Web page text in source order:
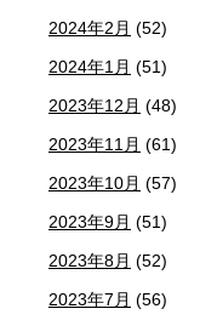
2024年2月 (52)
2024年1月 (51)
2023年12月 (48)
2023年11月 (61)
2023年10月 (57)
2023年9月 (51)
2023年8月 (52)
2023年7月 (56)